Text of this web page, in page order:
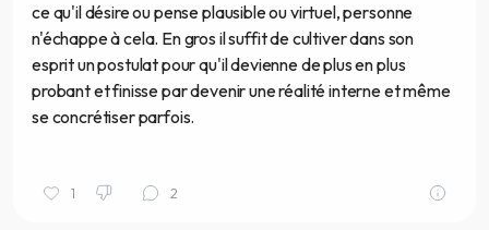
ce qu'il désire ou pense plausible ou virtuel, personne
n'échappe à cela. En gros il suffit de cultiver dans son
esprit un postulat pour qu'il devienne de plus en plus
probant et finisse par devenir une réalité interne et même
se concrétiser parfois.
1 2